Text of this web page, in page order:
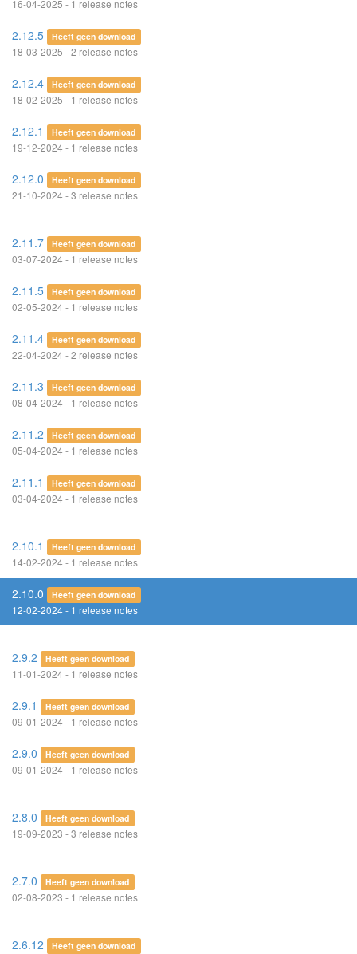
16-04-2025 - 1 release notes
2.12.5 Heeft geen download
18-03-2025 - 2 release notes
2.12.4 Heeft geen download
18-02-2025 - 1 release notes
2.12.1 Heeft geen download
19-12-2024 - 1 release notes
2.12.0 Heeft geen download
21-10-2024 - 3 release notes
2.11.7 Heeft geen download
03-07-2024 - 1 release notes
2.11.5 Heeft geen download
02-05-2024 - 1 release notes
2.11.4 Heeft geen download
22-04-2024 - 2 release notes
2.11.3 Heeft geen download
08-04-2024 - 1 release notes
2.11.2 Heeft geen download
05-04-2024 - 1 release notes
2.11.1 Heeft geen download
03-04-2024 - 1 release notes
2.10.1 Heeft geen download
14-02-2024 - 1 release notes
2.10.0 Heeft geen download
12-02-2024 - 1 release notes
2.9.2 Heeft geen download
11-01-2024 - 1 release notes
2.9.1 Heeft geen download
09-01-2024 - 1 release notes
2.9.0 Heeft geen download
09-01-2024 - 1 release notes
2.8.0 Heeft geen download
19-09-2023 - 3 release notes
2.7.0 Heeft geen download
02-08-2023 - 1 release notes
2.6.12 Heeft geen download